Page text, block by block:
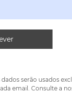
serão usados
email. Consulte a